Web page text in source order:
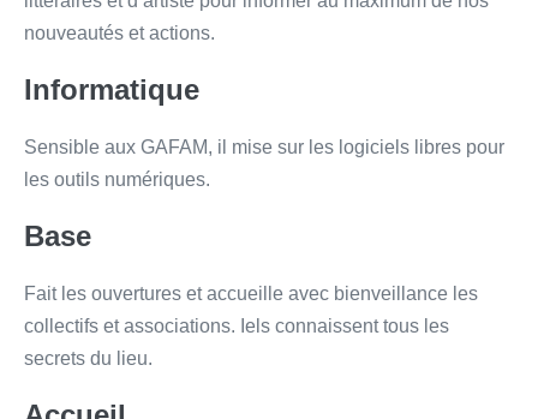
nouveautés et actions.
Informatique
Sensible aux GAFAM, il mise sur les logiciels libres pour
les outils numériques.
Base
Fait les ouvertures et accueille avec bienveillance les
collectifs et associations. Iels connaissent tous les
secrets du lieu.